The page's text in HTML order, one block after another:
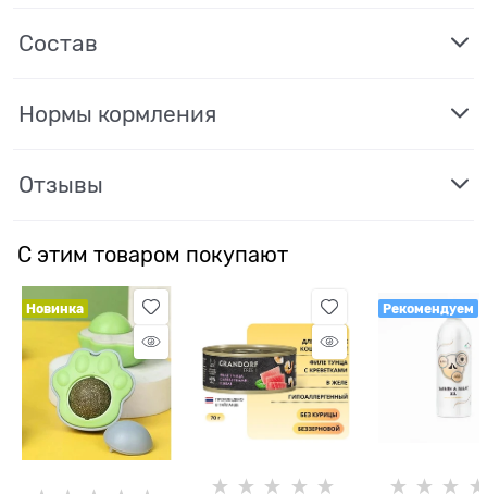
Состав
Нормы кормления
Отзывы
С этим товаром покупают
Новинка Рекомендуем